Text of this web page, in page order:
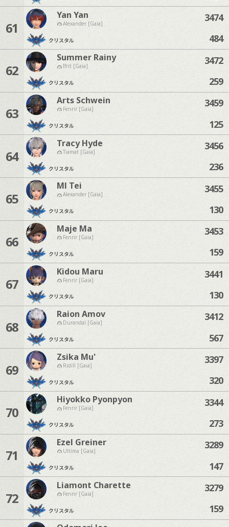
61
Yan Yan
Alexander [Gaia]
クリスタル
3474
484
62
Summer Rainy
Ifrit [Gaia]
クリスタル
3472
259
63
Arts Schwein
Fenrir [Gaia]
クリスタル
3459
125
64
Tracy Hyde
Tiamat [Gaia]
クリスタル
3456
236
65
Ml Tei
Alexander [Gaia]
クリスタル
3455
130
66
Maje Ma
Fenrir [Gaia]
クリスタル
3453
159
67
Kidou Maru
Fenrir [Gaia]
クリスタル
3441
130
68
Raion Amov
Durandal [Gaia]
クリスタル
3412
567
69
Zsika Mu'
Ridill [Gaia]
クリスタル
3397
320
70
Hiyokko Pyonpyon
Fenrir [Gaia]
クリスタル
3344
273
71
Ezel Greiner
Ultima [Gaia]
クリスタル
3289
147
72
Liamont Charette
Fenrir [Gaia]
クリスタル
3279
159